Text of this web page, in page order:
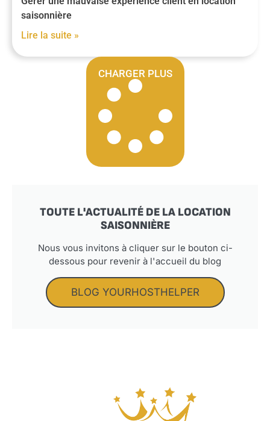
saisonnière
Lire la suite »
CHARGER PLUS
TOUTE L'ACTUALITÉ DE LA LOCATION
SAISONNIÈRE
Nous vous invitons à cliquer sur le bouton ci-
dessous pour revenir à l'accueil du blog
BLOG YOURHOSTHELPER